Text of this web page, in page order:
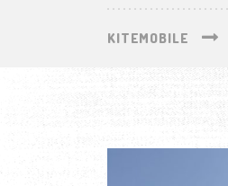
KITEMOBILE